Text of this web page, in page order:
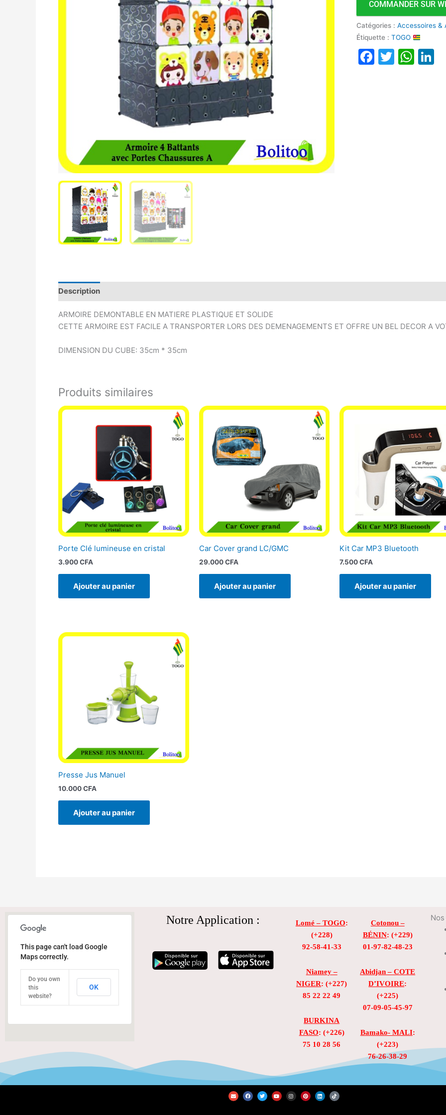
COMMANDER SUR
Catégories :Accessoires &
Étiquette :TOGO
Facebook
Twitter
Description
ARMOIRE DEMONTABLE EN MATIERE PLASTIQUE ET SOLIDE
CETTE ARMOIRE EST FACILE A TRANSPORTER LORS DES DEMENAGEMENTS ET OFFRE UN BEL DECOR A
DIMENSION DU CUBE: 35cm * 35cm
Produits similaires
Porte Clé lumineuse en cristal
3.900CFA
Ajouter au panier
Car Cover grand LC/GMC
29.000CFA
Ajouter au panier
Kit Car MP3 Bluetooth
7.500CFA
Ajouter au panier
Presse Jus Manuel
10.000CFA
Ajouter au panier
This page can't load Google
Maps correctly.
Do you own
this
website?
OK
Notre Application : Lomé – TOGO:
(+228)
92-58-41-33
Niamey –
NIGER: (+227)
85 22 22 49
BURKINA
FASO: (+226)
75 10 28 56
Cotonou –
BÉNIN: (+229)
01-97-82-48-23
Abidjan – COTE
D’IVOIRE:
(+225)
07-09-05-45-97
Bamako- MALI:
(+223)
76-26-38-29
E
n
v
F
a
c
T
w
i
Y
o
u
I
n
s
P
i
n
L
i
n
T
i
k